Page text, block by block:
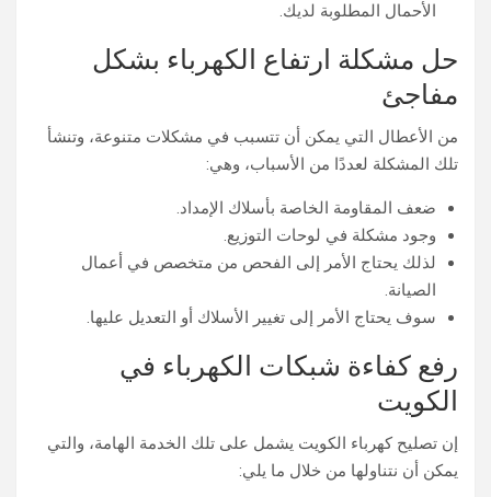
الأحمال المطلوبة لديك.
حل مشكلة ارتفاع الكهرباء بشكل
مفاجئ
من الأعطال التي يمكن أن تتسبب في مشكلات متنوعة، وتنشأ
تلك المشكلة لعددًا من الأسباب، وهي:
ضعف المقاومة الخاصة بأسلاك الإمداد.
وجود مشكلة في لوحات التوزيع.
لذلك يحتاج الأمر إلى الفحص من متخصص في أعمال
الصيانة.
سوف يحتاج الأمر إلى تغيير الأسلاك أو التعديل عليها.
رفع كفاءة شبكات الكهرباء في
الكويت
إن تصليح كهرباء الكويت يشمل على تلك الخدمة الهامة، والتي
يمكن أن نتناولها من خلال ما يلي: